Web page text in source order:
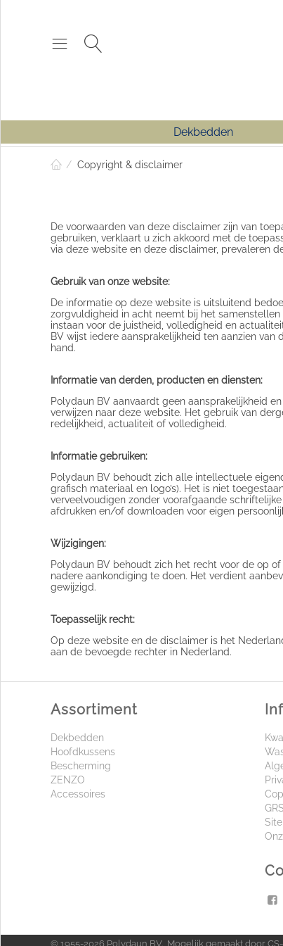
Dekbedden
/ Copyright & disclaimer
De voorwaarden van deze disclaimer zijn van
gebruiken, verklaart u zich akkoord met de
via deze website en deze disclaimer, prevaleren
Gebruik van onze website:
De informatie op deze website is uitsluitend
zorgvuldigheid in acht neemt bij het
instaan voor de juistheid, volledigheid en
BV wijst iedere aansprakelijkheid ten aanzien
hand.
Informatie van derden, producten en diensten:
Polydaun BV aanvaardt geen aansprakelijkheid
verwijzen naar deze website. Het gebruik van
redelijkheid, actualiteit of volledigheid.
Informatie gebruiken:
Polydaun BV behoudt zich alle intellectuele
grafisch materiaal en logo’s). Het is niet
verveelvoudigen zonder voorafgaande
afdrukken en/of downloaden voor eigen
Wijzigingen:
Polydaun BV behoudt zich het recht voor de op
nadere aankondiging te doen. Het verdient
gewijzigd.
Toepasselijk recht:
Op deze website en de disclaimer is het
aan de bevoegde rechter in Nederland.
Assortiment
Dekbedden
Hoofdkussens
Bescherming
ZENZO
Accessoires
GRS
© 1955-2026 Polydaun BV. Mogelijk gemaakt door